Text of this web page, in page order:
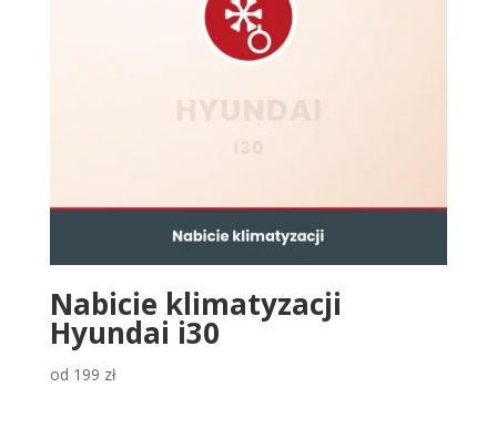
Nabicie klimatyzacji
Hyundai i30
od 199 zł